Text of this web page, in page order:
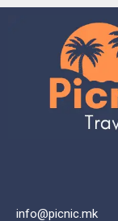
info@picnic.mk